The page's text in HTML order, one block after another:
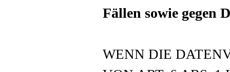
Fällen sowie gegen
WENN DIE